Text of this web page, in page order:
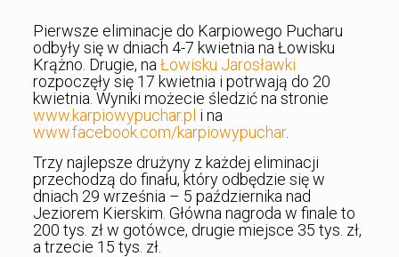
Pierwsze eliminacje do Karpiowego Pucharu
odbyły się w dniach 4-7 kwietnia na Łowisku
Krążno. Drugie, na Łowisku Jarosławki
rozpoczęły się 17 kwietnia i potrwają do 20
kwietnia. Wyniki możecie śledzić na stronie
www.karpiowypuchar.pl i na
www.facebook.com/karpiowypuchar.
Trzy najlepsze drużyny z każdej eliminacji
przechodzą do finału, który odbędzie się w
dniach 29 września – 5 października nad
Jeziorem Kierskim. Główna nagroda w finale to
200 tys. zł w gotówce, drugie miejsce 35 tys. zł,
a trzecie 15 tys. zł.